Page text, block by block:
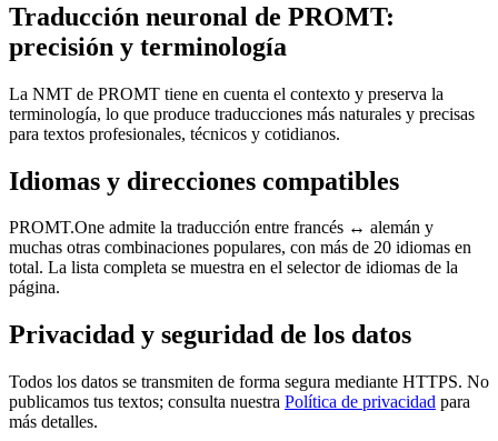
Traducción neuronal de PROMT:
precisión y terminología
La NMT de PROMT tiene en cuenta el contexto y preserva la
terminología, lo que produce traducciones más naturales y precisas
para textos profesionales, técnicos y cotidianos.
Idiomas y direcciones compatibles
PROMT.One admite la traducción entre francés ↔ alemán y
muchas otras combinaciones populares, con más de 20 idiomas en
total. La lista completa se muestra en el selector de idiomas de la
página.
Privacidad y seguridad de los datos
Todos los datos se transmiten de forma segura mediante HTTPS. No
publicamos tus textos; consulta nuestra Política de privacidad para
más detalles.